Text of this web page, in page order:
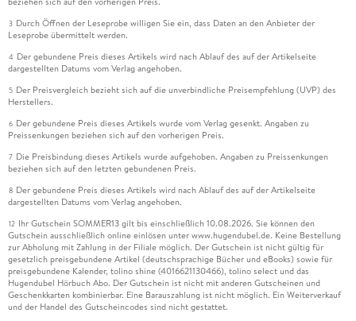
3 Durch Öffnen der Leseprobe willigen Sie ein, dass Daten an den Anbieter der
Leseprobe übermittelt werden.
4 Der gebundene Preis dieses Artikels wird nach Ablauf des auf der Artikelseite
dargestellten Datums vom Verlag angehoben.
5 Der Preisvergleich bezieht sich auf die unverbindliche Preisempfehlung (UVP) des
Herstellers.
6 Der gebundene Preis dieses Artikels wurde vom Verlag gesenkt. Angaben zu
Preissenkungen beziehen sich auf den vorherigen Preis.
7 Die Preisbindung dieses Artikels wurde aufgehoben. Angaben zu Preissenkungen
beziehen sich auf den letzten gebundenen Preis.
8 Der gebundene Preis dieses Artikels wird nach Ablauf des auf der Artikelseite
dargestellten Datums vom Verlag angehoben.
12 Ihr Gutschein SOMMER13 gilt bis einschließlich 10.08.2026. Sie können den
Gutschein ausschließlich online einlösen unter www.hugendubel.de. Keine Bestellung
zur Abholung mit Zahlung in der Filiale möglich. Der Gutschein ist nicht gültig für
gesetzlich preisgebundene Artikel (deutschsprachige Bücher und eBooks) sowie für
preisgebundene Kalender, tolino shine (4016621130466), tolino select und das
Hugendubel Hörbuch Abo. Der Gutschein ist nicht mit anderen Gutscheinen und
Geschenkkarten kombinierbar. Eine Barauszahlung ist nicht möglich. Ein Weiterverkauf
und der Handel des Gutscheincodes sind nicht gestattet.